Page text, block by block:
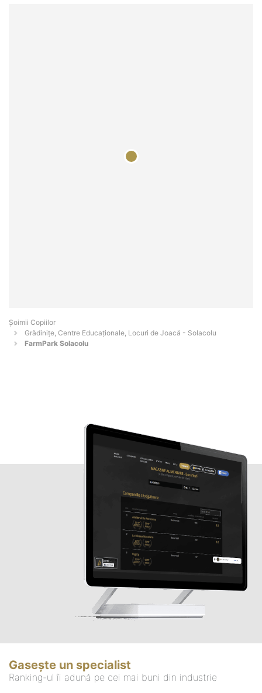
Șoimii Copiilor
Grădinițe, Centre Educaționale, Locuri de Joacă - Solacolu
FarmPark Solacolu
Gasește un specialist
Ranking-ul îi adună pe cei mai buni din industrie